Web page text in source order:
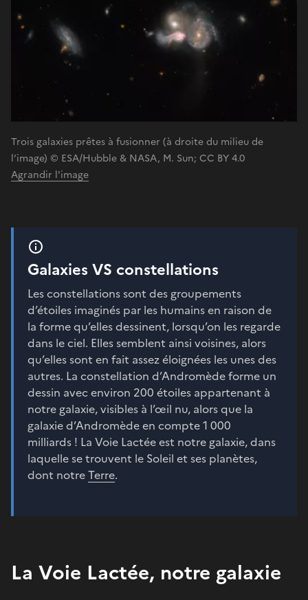
Trois galaxies prêtes à fusionner (à droite du milieu de
l’image) © ESA/Hubble & NASA, M. Sun; CC BY 4.0
Agrandir l'image
Galaxies VS constellations
Les constellations sont des groupements
d’étoiles imaginés par les humains en raison de
la forme qu’elles dessinent, lorsqu’on les regarde
dans le ciel. Elles semblent ainsi voisines, alors
qu’elles sont en fait assez éloignées les unes des
autres. La constellation d’Andromède forme un
dessin avec environ 200 étoiles appartenant à
notre galaxie, visibles à l’œil nu, alors que la
galaxie d’Andromède en compte 1 000
milliards ! La Voie Lactée est notre galaxie, dans
laquelle se trouvent le Soleil et ses planètes,
dont notreTerre.
La Voie Lactée, notre galaxie